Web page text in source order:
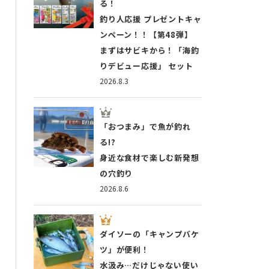
2026.8.3
る！
釣り人応援 プレゼントキャ
ンペーン！！【第48弾】
まずはサビキから！「海釣
りデビュー応援」 セット
2026.8.6
「おつまみ」で魚が釣れ
る!?
身近な食材で楽しむ新発想
の穴釣り
ダイソーの「キャンプバケ
ツ」が便利！
水汲み…だけじゃない使い